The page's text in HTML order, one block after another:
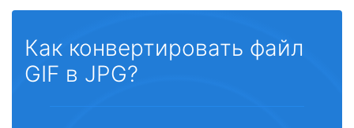
Как конвертировать файл
GIF в JPG?